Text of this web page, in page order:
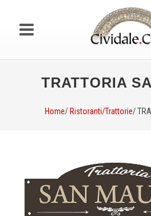
TRATTORIA
Home/ Ristoranti/Trattorie/